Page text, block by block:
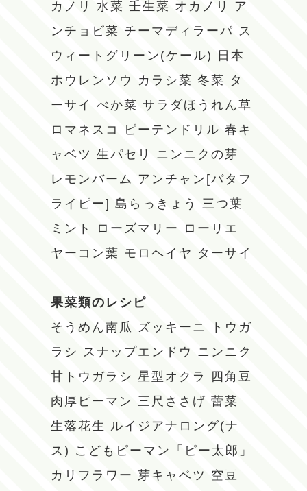
カノリ 水菜 壬生菜 オカノリ
ア
ンチョビ菜 チーマディラーパ ス
ウィートグリーン(ケール)
日本
ホウレンソウ
カラシ菜 冬菜 タ
ーサイ べか菜 サラダほうれん草
ロマネスコ
ピーテンドリル 春キ
ャベツ 生パセリ
ニンニクの芽
レモンバーム アンチャン[バタフ
ライピー] 島らっきょう
三つ葉
ミント
ローズマリー
ローリエ
ヤーコン葉 モロヘイヤ ターサイ
果菜類のレシピ
そうめん南瓜
ズッキーニ
トウガ
ラシ
スナップエンドウ ニンニク
甘トウガラシ 星型オクラ
四角豆
肉厚ピーマン 三尺ささげ 蕾菜
生落花生
ルイジアナロング(ナ
ス) こどもピーマン「ピー太郎」
カリフラワー 芽キャベツ 空豆